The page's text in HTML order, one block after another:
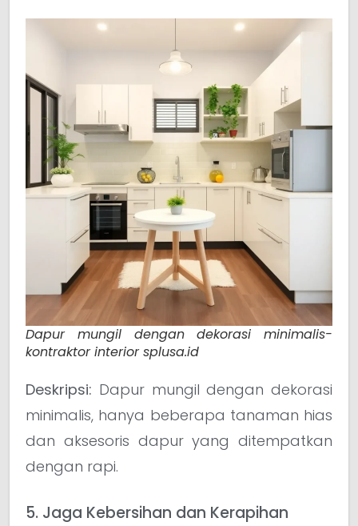
Dapur mungil dengan dekorasi minimalis-
kontraktor interior splusa.id
Deskripsi: Dapur mungil dengan dekorasi
minimalis, hanya beberapa tanaman hias
dan aksesoris dapur yang ditempatkan
dengan rapi.
5. Jaga Kebersihan dan Kerapihan